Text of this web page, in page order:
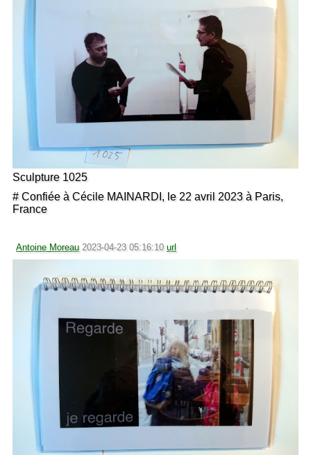
Sculpture 1025
# Confiée à Cécile MAINARDI, le 22 avril 2023 à Paris,
France
Antoine Moreau 2023-04-23 05:16:10 url